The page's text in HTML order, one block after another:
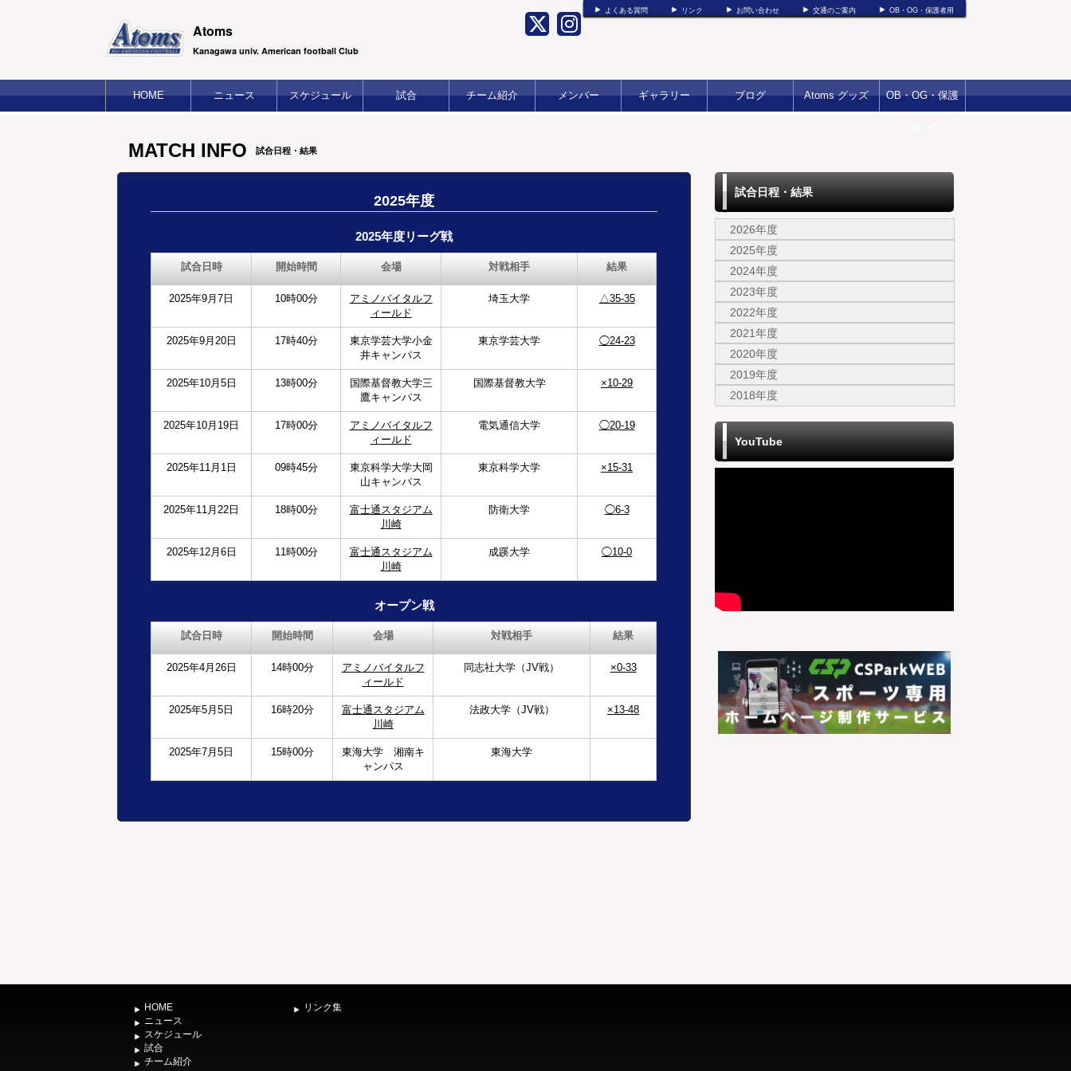
よくある質問 リンク お問い合わせ 交通のご案内 OB・OG・保護者用
Atoms
Kanagawa univ. American football Club
HOME ニュース スケジュール 試合 チーム紹介 メンバー ギャラリー ブログ Atoms グッズ OB・OG・保護
MATCH INFO 試合日程・結果
2025年度
2025年度リーグ戦
試合日時 開始時間 会場 対戦相手 結果
2025年9月7日 10時00分
アミノバイタルフ
ィールド
埼玉大学 △35-35
2025年9月20日 17時40分
東京学芸大学小金
井キャンパス
東京学芸大学 ◯24-23
2025年10月5日 13時00分
国際基督教大学三
鷹キャンパス
国際基督教大学 ×10-29
2025年10月19日 17時00分
アミノバイタルフ
ィールド
電気通信大学 ◯20-19
2025年11月1日 09時45分
東京科学大学大岡
山キャンパス
東京科学大学 ×15-31
2025年11月22日 18時00分
富士通スタジアム
川崎
防衛大学 ◯6-3
2025年12月6日 11時00分
富士通スタジアム
川崎
成蹊大学 ◯10-0
オープン戦
試合日時 開始時間 会場 対戦相手 結果
2025年4月26日 14時00分
アミノバイタルフ
ィールド
同志社大学（JV戦） ×0-33
2025年5月5日 16時20分
富士通スタジアム
川崎
法政大学（JV戦） ×13-48
2025年7月5日 15時00分
東海大学 湘南キ
ャンパス
東海大学
試合日程・結果
2026年度
2025年度
2024年度
2023年度
2022年度
2021年度
2020年度
2019年度
2018年度
YouTube
HOME
ニュース
スケジュール
試合
チーム紹介
リンク集